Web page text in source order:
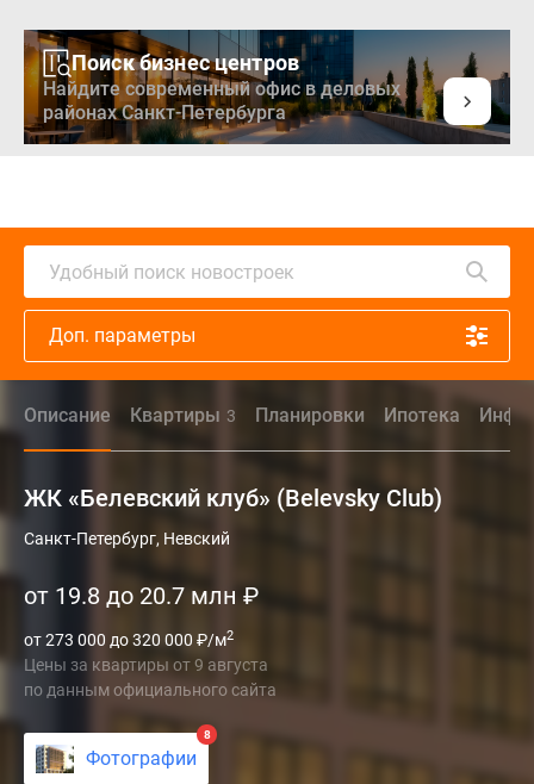
Поиск бизнес центров
Найдите современный офис в деловых
районах Санкт-Петербурга
Удобный поиск новостроек
Доп. параметры
Описание Квартиры 3 Планировки Ипотека
ЖК «Белевский клуб» (Belevsky Club)
ЖК
клуб»
Club)
это
в
Невском
Санкт-Петербург, Невский
от 19.8 до 20.7 млн ₽
от 273 000 до 320 000 ₽/м2
Цены за квартиры от9 августа
по данным официального сайта
Фотографии
8